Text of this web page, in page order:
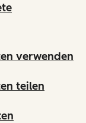
verwenden
teilen